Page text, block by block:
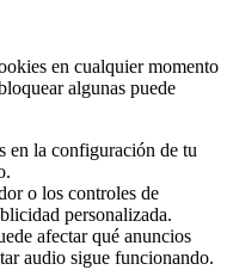
en cualquier momento
algunas puede
en la configuración de tu
o los controles de
personalizada.
afectar qué anuncios
audio sigue funcionando.